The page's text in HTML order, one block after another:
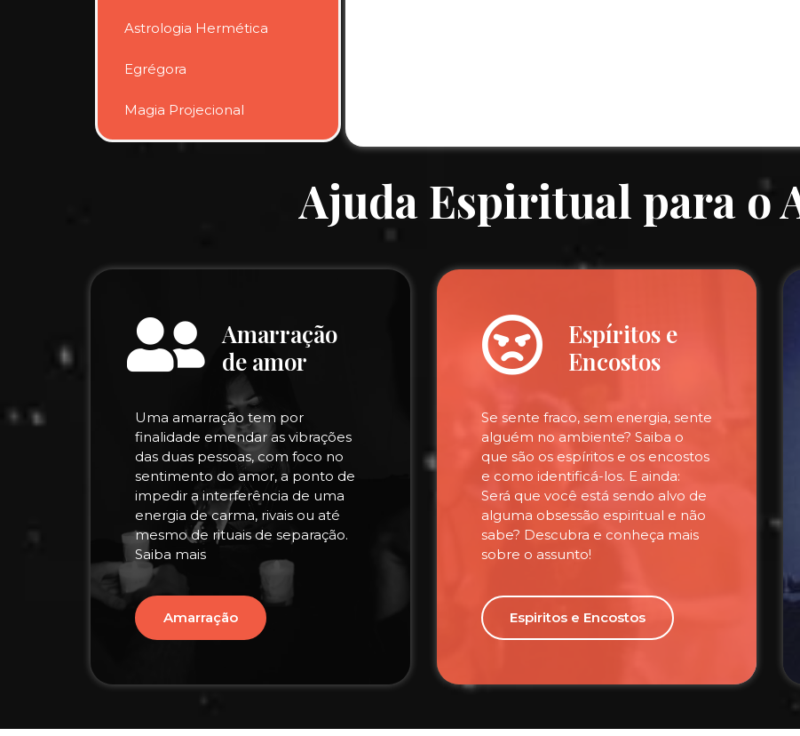
Astrologia Hermética
Egrégora
Magia Projecional
Ajuda Espiritual para o
Amarração
de amor
Uma amarração tem por
finalidade emendar as vibrações
das duas pessoas, com foco no
sentimento do amor, a ponto de
impedir a interferência de uma
energia de carma, rivais ou até
mesmo de rituais de separação.
Saiba mais
Amarração
Espíritos e
Encostos
Se sente fraco, sem energia, sente
alguém no ambiente? Saiba o
que são os espíritos e os encostos
e como identificá-los. E ainda:
Será que você está sendo alvo de
alguma obsessão espiritual e não
sabe? Descubra e conheça mais
sobre o assunto!
Espiritos e Encostos